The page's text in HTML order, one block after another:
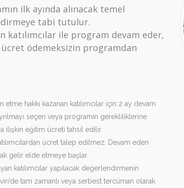
ilk ayında alınacak temel
tabi tutulur.
katılımcılar ile program devam eder,
ücret ödemeksizin programdan
hakkı kazanan katılımcılar için 2 ay devam
seçen veya programın gerekliliklerine
ilişkin eğitim ücreti tahsil edilir.
ücret talep edilmez. Devam eden
gelir elde etmeye başlar.
katılımcılar yapılacak değerlendirmenin
tam zamanlı veya serbest tercüman olarak